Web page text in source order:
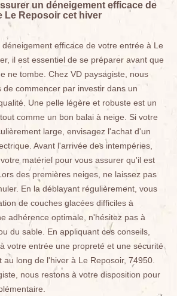
un déneigement efficace de
Le Reposoir cet hiver
efficace de votre entrée à Le
il est essentiel de se préparer avant que
ne tombe. Chez VD paysagiste, nous
de commencer par investir dans un
Une pelle légère et robuste est un
comme un bon balai à neige. Si votre
large, envisagez l'achat d'un
Avant l'arrivée des intempéries,
matériel pour vous assurer qu'il est
des premières neiges, ne laissez pas
En la déblayant régulièrement, vous
de couches glacées difficiles à
adhérence optimale, n'hésitez pas à
du sable. En appliquant ces conseils,
votre entrée une propreté et une sécurité
au long de l'hiver à Le Reposoir, 74950.
nous restons à votre disposition pour